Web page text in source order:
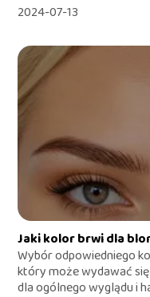
2024-07-13
Jaki kolor brwi dla
Wybór odpowiedniego
który może wydawać się
dla ogólnego wyglądu i